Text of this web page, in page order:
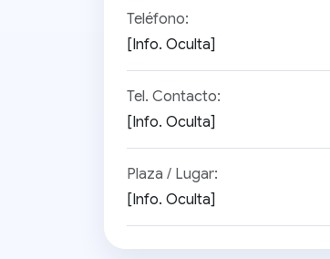
Teléfono:
[Info. Oculta]
Tel. Contacto:
[Info. Oculta]
Plaza / Lugar:
[Info. Oculta]